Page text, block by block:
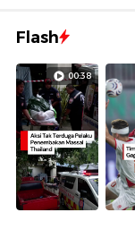
Flash
00:38